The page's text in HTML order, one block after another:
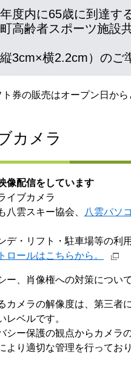
年度内に65歳に到達す
町高齢者スポーツ施設
3cm×横2.2cm）のご
券の販売はオープン日から
カメラ
像配信をしています
八雲スキー協会、 八雲パソ
デ・リフト・駐車場等の利
ロールはこちらから。
ー、肖像権への対策について
カメラの解像度は、第三者
レベルです。
シー保護の観点からカメラ
より適切な管理を行っており